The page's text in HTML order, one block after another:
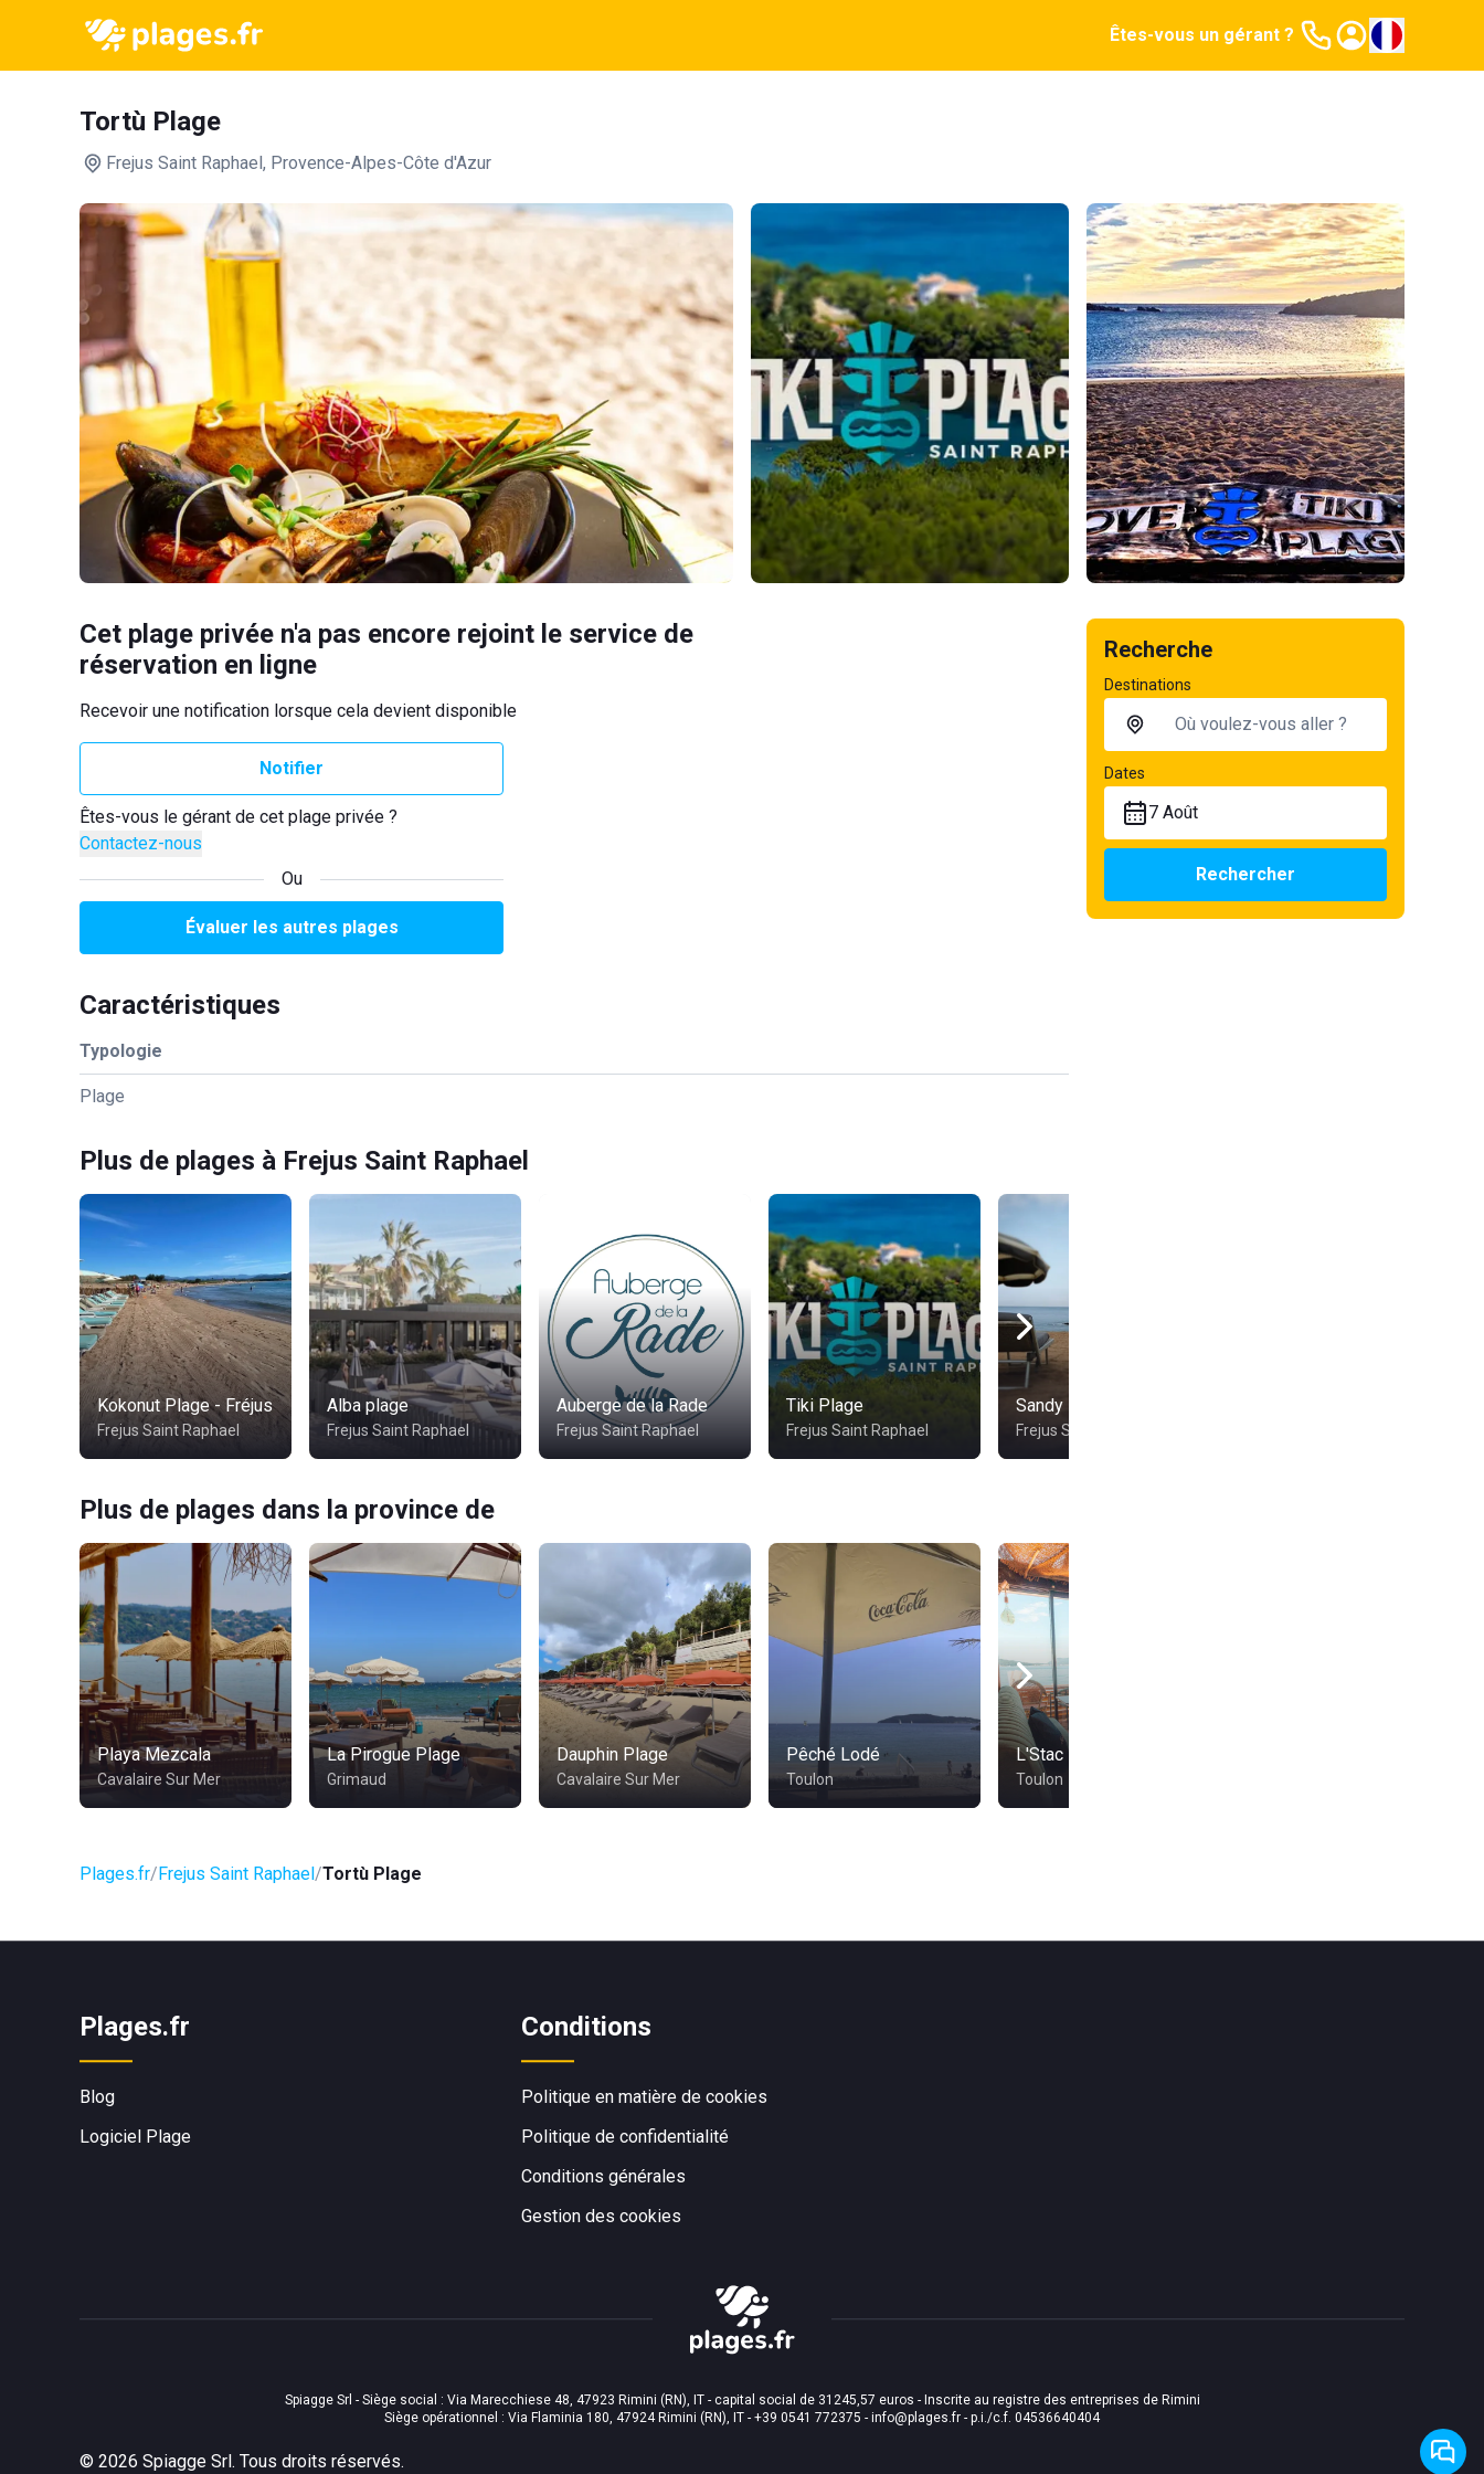
Êtes-vous un gérant ?
Tortù Plage
Frejus Saint Raphael, Provence-Alpes-Côte d'Azur
Cet plage privée n'a pas encore rejoint le service de
réservation en ligne
Recevoir une notification lorsque cela devient disponible
Notifier
Êtes-vous le gérant de cet plage privée ?
Contactez-nous
Ou
Évaluer les autres plages
Caractéristiques
Typologie
Plage
Plus de plages à Frejus Saint Raphael
Kokonut Plage - Fréjus
Frejus Saint Raphael
Alba plage
Frejus Saint Raphael
Auberge de la Rade
Frejus Saint Raphael
Tiki Plage
Frejus Saint Raphael
Sandy Plage
Frejus Saint Raphael
Plus de plages dans la province de
Playa Mezcala
Cavalaire Sur Mer
La Pirogue Plage
Grimaud
Dauphin Plage
Cavalaire Sur Mer
Pêché Lodé
Toulon
L'Stac
Toulon
Plages.fr Frejus Saint Raphael Tortù Plage
Recherche
Destinations
Dates
7 Août
Rechercher
Plages.fr
Blog
Logiciel Plage
Conditions
Politique en matière de cookies
Politique de confidentialité
Conditions générales
Gestion des cookies
Spiagge Srl - Siège social : Via Marecchiese 48, 47923 Rimini (RN), IT - capital social de 31245,57 euros - Inscrite au registre des entreprises de Rimini
Siège opérationnel : Via Flaminia 180, 47924 Rimini (RN), IT - +39 0541 772375 - info@plages.fr - p.i./c.f. 04536640404
© 2026 Spiagge Srl. Tous droits réservés.